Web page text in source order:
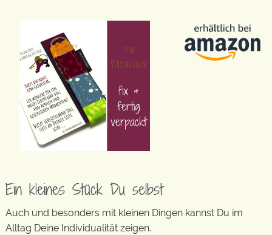
Ein kleines Stück Du selbst
Auch und besonders mit kleinen Dingen kannst Du im
Alltag Deine Individualität zeigen.